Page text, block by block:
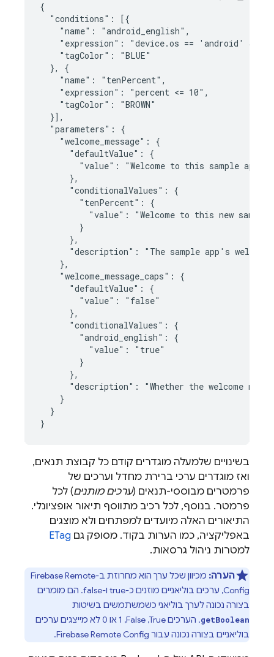
{
  "conditions": [{
    "name": "android_english",
"expression": "device.os == 'android' &&
    "tagColor": "BLUE"
  }, {
    "name": "tenPercent",
    "expression": "percent <= 10",
    "tagColor": "BROWN"
  }],
  "parameters": {
    "welcome_message": {
      "defaultValue": {
        "value": "Welcome to this sample app"
      },
      "conditionalValues": {
        "tenPercent": {
"value": "Welcome to this new sample
        }
      },
"description": "The sample app's welcome
    },
    "welcome_message_caps": {
      "defaultValue": {
        "value": "false"
      },
      "conditionalValues": {
        "android_english": {
          "value": "true"
        }
      },
"description": "Whether the welcome
    }
  }
}
בשינויים שלמעלה מוגדרים קודם כל קבוצת תנאים,
ואז מוגדרים ערכי ברירת מחדל וערכים של
פרמטרים מבוססי-תנאים (ערכים מותנים) לכל
פרמטר. בנוסף, לכל רכיב מתווסף תיאור אופציונלי.
התיאורים האלה מיועדים למפתחים ולא מוצגים
באפליקציה, כמו הערות בקוד. מסופק גם ETag
למטרות ניהול גרסאות.
הערה: מכיוון שכל ערך הוא מחרוזת ב-Firebase Remote
Config
, ערכים בוליאניים מוזנים כ-true ו-false. הם מומרים
בצורה נכונה לערך בוליאני כשמשתמשים בשיטות
getBoolean
. הערכים True,‏ False,‏ 1 או 0 לא מייצגים ערכים
בוליאניים בצורה נכונה עבור Firebase Remote Config
.